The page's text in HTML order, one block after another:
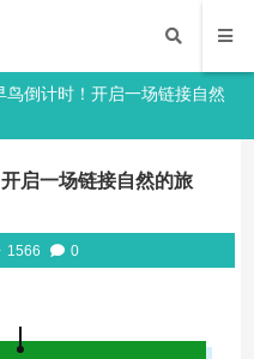
鸟倒计时！开启一场链接自然
启一场链接自然的旅
1566 0